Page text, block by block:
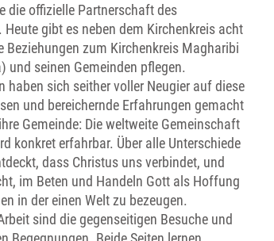
die offizielle Partnerschaft des
Heute gibt es neben dem Kirchenkreis acht
Beziehungen zum Kirchenkreis Magharibi
und seinen Gemeinden pflegen.
haben sich seither voller Neugier auf diese
und bereichernde Erfahrungen gemacht
Gemeinde: Die weltweite Gemeinschaft
konkret erfahrbar. Über alle Unterschiede
dass Christus uns verbindet, und
im Beten und Handeln Gott als Hoffung
in der einen Welt zu bezeugen.
sind die gegenseitigen Besuche und